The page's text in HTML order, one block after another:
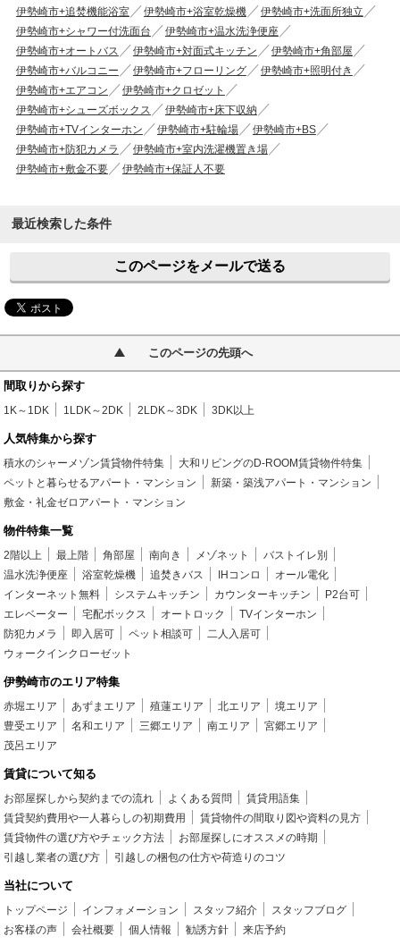
伊勢崎市+追焚機能浴室
伊勢崎市+浴室乾燥機
伊勢崎市+洗面所独立
伊勢崎市+シャワー付洗面台
伊勢崎市+温水洗浄便座
伊勢崎市+オートバス
伊勢崎市+対面式キッチン
伊勢崎市+角部屋
伊勢崎市+バルコニー
伊勢崎市+フローリング
伊勢崎市+照明付き
伊勢崎市+エアコン
伊勢崎市+クロゼット
伊勢崎市+シューズボックス
伊勢崎市+床下収納
伊勢崎市+TVインターホン
伊勢崎市+駐輪場
伊勢崎市+BS
伊勢崎市+防犯カメラ
伊勢崎市+室内洗濯機置き場
伊勢崎市+敷金不要
伊勢崎市+保証人不要
最近検索した条件
このページをメールで送る
このページの先頭へ
間取りから探す
1K～1DK 1LDK～2DK 2LDK～3DK 3DK以上
人気特集から探す
積水のシャーメゾン賃貸物件特集
大和リビングのD-ROOM賃貸物件特集
ペットと暮らせるアパート・マンション
新築・築浅アパート・マンション
敷金・礼金ゼロアパート・マンション
物件特集一覧
2階以上 最上階 角部屋 南向き メゾネット
バストイレ別
温水洗浄便座
浴室乾燥機 追焚きバス IHコンロ
オール電化
インターネット無料
システムキッチン カウンターキッチン
P2台可
エレベーター
宅配ボックス オートロック
TVインターホン
防犯カメラ
即入居可 ペット相談可
二人入居可
ウォークインクローゼット
伊勢崎市のエリア特集
赤堀エリア あずまエリア 殖蓮エリア 北エリア
境エリア
豊受エリア
名和エリア 三郷エリア 南エリア
宮郷エリア
茂呂エリア
賃貸について知る
お部屋探しから契約までの流れ よくある質問
賃貸用語集
賃貸契約費用や一人暮らしの初期費用
賃貸物件の間取り図や資料の見方
賃貸物件の選び方やチェック方法
お部屋探しにオススメの時期
引越し業者の選び方
引越しの梱包の仕方や荷造りのコツ
当社について
トップページ インフォメーション スタッフ紹介
スタッフブログ
お客様の声
会社概要 個人情報 勧誘方針 来店予約